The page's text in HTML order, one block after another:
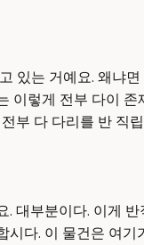
있는 거예요. 왜냐
이렇게 전부 다이 존
부 다 다리를 반 직
. 대부분이다. 이게
시다. 이 물건은 여기